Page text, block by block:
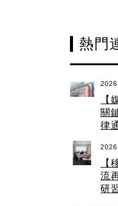
熱門
【
關
律
【
流
研